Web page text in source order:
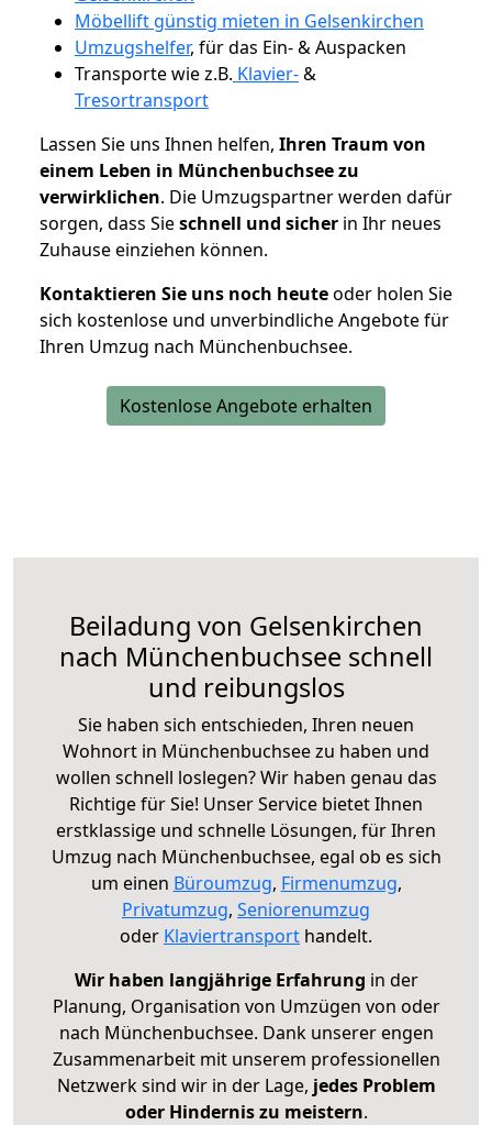
Möbellift günstig mieten in Gelsenkirchen
Umzugshelfer, für das Ein- & Auspacken
Transporte wie z.B. Klavier-&
Tresortransport
Lassen Sie uns Ihnen helfen, Ihren Traum von
einem Leben in Münchenbuchsee zu
verwirklichen. Die Umzugspartner werden dafür
sorgen, dass Sieschnell und sicher in Ihr neues
Zuhause einziehen können.
Kontaktieren Sie uns noch heuteoder holen Sie
sich kostenlose und unverbindliche Angebote für
Ihren Umzug nach Münchenbuchsee.
Kostenlose Angebote erhalten
Beiladung von Gelsenkirchen
nach Münchenbuchsee schnell
und reibungslos
Sie haben sich entschieden, Ihren neuen
Wohnort in Münchenbuchsee zu haben und
wollen schnell loslegen? Wir haben genau das
Richtige für Sie! Unser Service bietet Ihnen
erstklassige und schnelle Lösungen, für Ihren
Umzug nach Münchenbuchsee, egal ob es sich
um einen Büroumzug, Firmenumzug,
Privatumzug, Seniorenumzug
oder Klaviertransport handelt.
Wir haben langjährige Erfahrung in der
Planung, Organisation von Umzügen von oder
nach Münchenbuchsee. Dank unserer engen
Zusammenarbeit mit unserem professionellen
Netzwerk sind wir in der Lage, jedes Problem
oder Hindernis zu meistern.